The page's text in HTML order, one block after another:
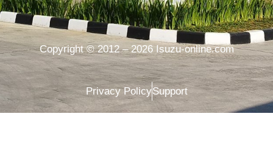
Copyright © 2012 – 2026 Isuzu-online.com
Privacy PolicySupport